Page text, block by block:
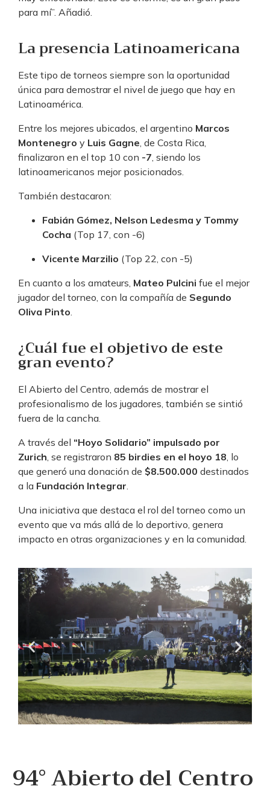
para mí”. Añadió.
La presencia Latinoamericana
Este tipo de torneos siempre son la oportunidad
única para demostrar el nivel de juego que hay en
Latinoamérica.
Entre los mejores ubicados, el argentino Marcos
Montenegro y Luis Gagne, de Costa Rica,
finalizaron en el top 10 con -7, siendo los
latinoamericanos mejor posicionados.
También destacaron:
Fabián Gómez, Nelson Ledesma y Tommy
Cocha (Top 17, con -6)
Vicente Marzilio (Top 22, con -5)
En cuanto a los amateurs, Mateo Pulcini fue el mejor
jugador del torneo, con la compañía de Segundo
Oliva Pinto.
¿Cuál fue el objetivo de este
gran evento?
El Abierto del Centro, además de mostrar el
profesionalismo de los jugadores, también se sintió
fuera de la cancha.
A través del “Hoyo Solidario” impulsado por
Zurich, se registraron 85 birdies en el hoyo 18, lo
que generó una donación de $8.500.000 destinados
a la Fundación Integrar.
Una iniciativa que destaca el rol del torneo como un
evento que va más allá de lo deportivo, genera
impacto en otras organizaciones y en la comunidad.
94° Abierto del Centro